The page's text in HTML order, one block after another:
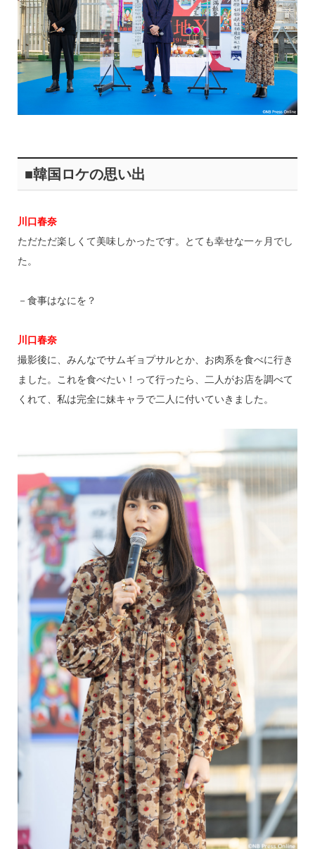
■韓国ロケの思い出
川口春奈
ただただ楽しくて美味しかったです。とても幸せな一ヶ月でし
た。
－食事はなにを？
川口春奈
撮影後に、みんなでサムギョプサルとか、お肉系を食べに行き
ました。これを食べたい！って行ったら、二人がお店を調べて
くれて、私は完全に妹キャラで二人に付いていきました。